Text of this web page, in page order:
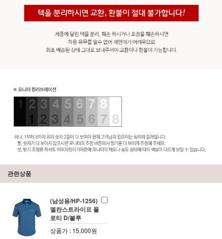
관련상품
(남성용/HP-1256)
멜란스트라이프 폴
로티 D/블루
상품가 : 15,000원